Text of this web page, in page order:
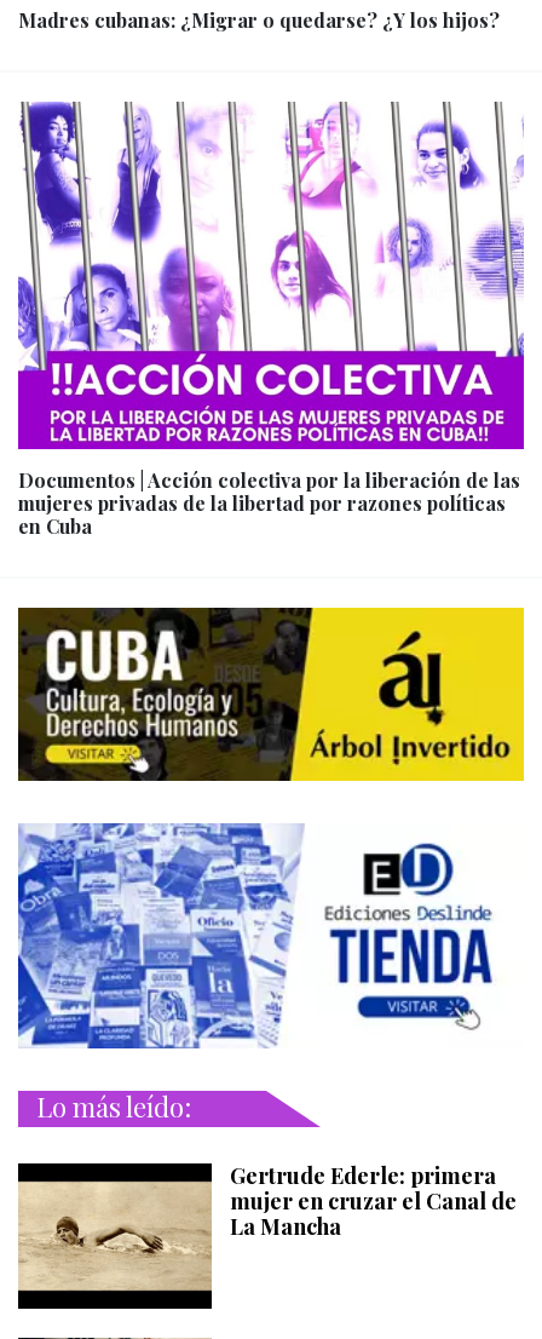
Madres cubanas: ¿Migrar o quedarse? ¿Y los hijos?
Documentos | Acción colectiva por la liberación de las
mujeres privadas de la libertad por razones políticas
en Cuba
Lo más leído:
Gertrude Ederle: primera
mujer en cruzar el Canal de
La Mancha